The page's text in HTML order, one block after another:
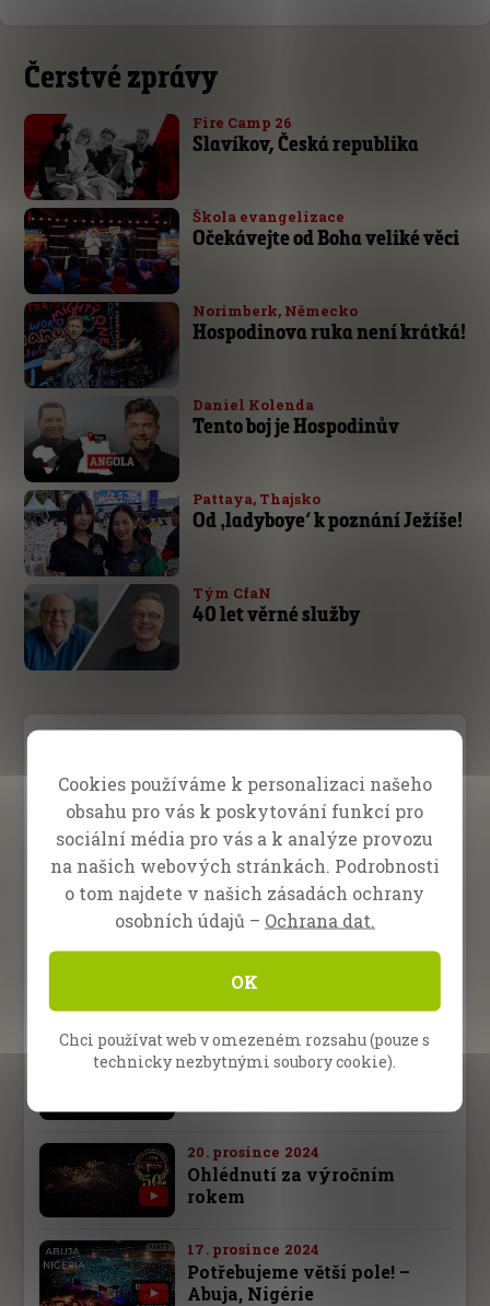
Čerstvé zprávy
Fire Camp 26
Slavíkov, Česká republika
Škola evangelizace
Očekávejte od Boha veliké věci
Norimberk, Německo
Hospodinova ruka není krátká!
Daniel Kolenda
Tento boj je Hospodinův
Pattaya, Thajsko
Od ‚ladyboye‘ k poznání Ježíše!
Tým CfaN
40 let věrné služby
Inspirace Vyučování Svědectví
13. února 2026
Evangelista Randy Roberts
v Nampule, Mosambiku
16. ledna 2026
Evangelisté Břetislav Šípek
09. srpna 2025
Oslava 100 milionů
20. prosince 2024
Ohlédnutí za výročním
rokem
17. prosince 2024
Potřebujeme větší pole! –
Abuja, Nigérie
Cookies používáme k personalizaci našeho
obsahu pro vás k poskytování funkcí pro
sociální média pro vás a k analýze provozu
na našich webových stránkách. Podrobnosti
o tom najdete v našich zásadách ochrany
osobních údajů – Ochrana dat.
OK
Chci používat web v omezeném rozsahu (pouze s
technicky nezbytnými soubory cookie).